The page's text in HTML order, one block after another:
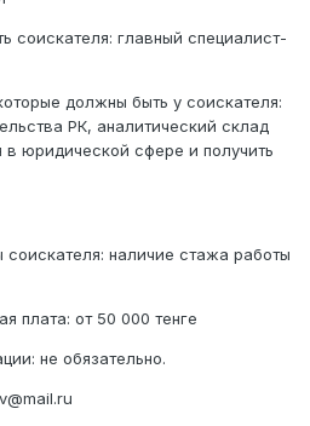
соискателя: главный специалист-
должны быть у соискателя:
РК, аналитический склад
юридической сфере и получить
наличие стажа работы
плата: от 50 000 тенге
не обязательно.